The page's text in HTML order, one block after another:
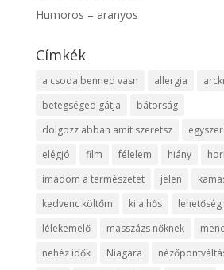
Humoros – aranyos
Címkék
a csoda benned vasn allergia
betegséged gátja
bátorság
dolgozz abban amit szeretsz
elégjó
film félelem hiány
imádom a természetet
jelen
kedvenc költőm
ki a hős
lélekemelő
masszázs nőknek
nehéz idők
Niagara